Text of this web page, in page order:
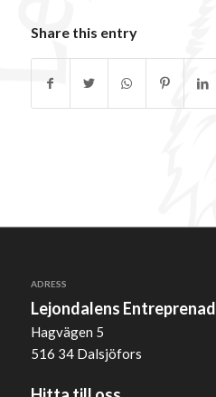
Share this entry
ADRESS
Lejondalens Entreprenad
Hagvägen 5
516 34 Dalsjöfors